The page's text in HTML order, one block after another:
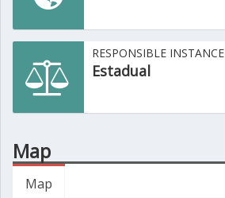
RESPONSIBLE INSTANCE
Estadual
Map
Map